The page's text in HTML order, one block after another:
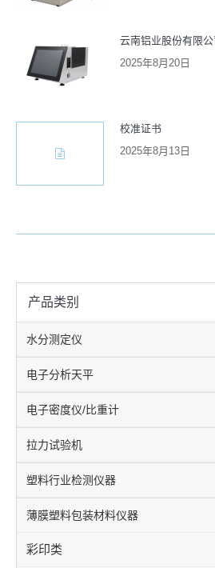
云南铝业股份有限
2025年8月20日
校准证书
2025年8月13日
产品类别
水分测定仪
电子分析天平
电子密度仪/比重计
拉力试验机
塑料行业检测仪器
薄膜塑料包装材料仪器
彩印类